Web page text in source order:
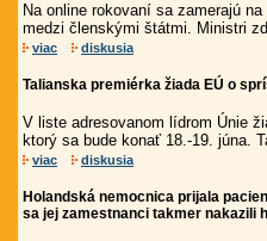
Na online rokovaní sa zamerajú
medzi členskými štátmi. Ministri
viac diskusia
Talianska premiérka žiada EÚ o
V liste adresovanom lídrom Únie
ktorý sa bude konať 18.-19. júna.
viac diskusia
Holandská nemocnica prijala
sa jej zamestnanci takmer nakazili